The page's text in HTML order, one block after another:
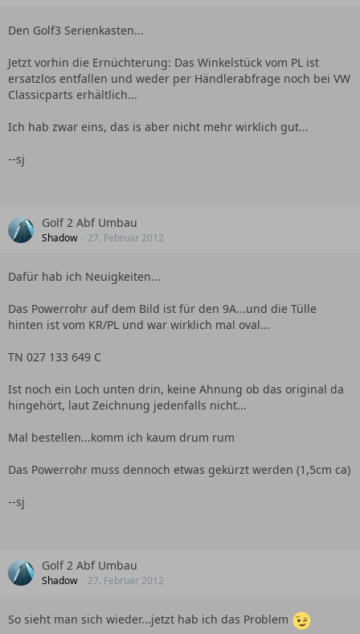
Den Golf3 Serienkasten...
Jetzt vorhin die Ernüchterung: Das Winkelstück vom PL ist
ersatzlos entfallen und weder per Händlerabfrage noch bei VW
Classicparts erhältlich...
Ich hab zwar eins, das is aber nicht mehr wirklich gut...
--sj
Golf 2 Abf Umbau
Shadow 27. Februar 2012
Dafür hab ich Neuigkeiten...
Das Powerrohr auf dem Bild ist für den 9A...und die Tülle
hinten ist vom KR/PL und war wirklich mal oval...
TN 027 133 649 C
Ist noch ein Loch unten drin, keine Ahnung ob das original da
hingehört, laut Zeichnung jedenfalls nicht...
Mal bestellen...komm ich kaum drum rum
Das Powerrohr muss dennoch etwas gekürzt werden (1,5cm ca)
--sj
Golf 2 Abf Umbau
Shadow 27. Februar 2012
So sieht man sich wieder...jetzt hab ich das Problem